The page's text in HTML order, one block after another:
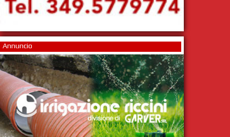
Annuncio